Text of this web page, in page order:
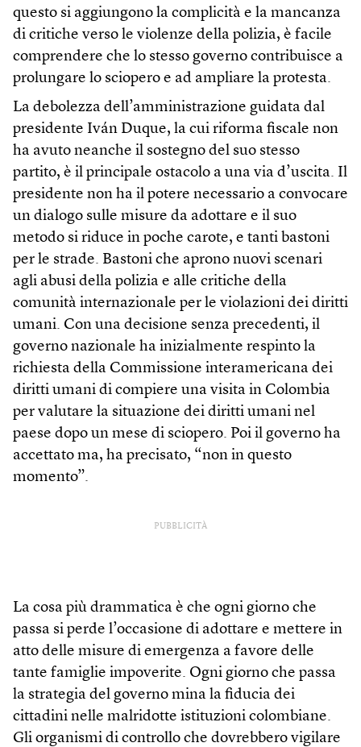
questo si aggiungono la complicità e la mancanza
di critiche verso le violenze della polizia, è facile
comprendere che lo stesso governo contribuisce a
prolungare lo sciopero e ad ampliare la protesta.
La debolezza dell’amministrazione guidata dal
presidente Iván Duque, la cui riforma fiscale non
ha avuto neanche il sostegno del suo stesso
partito, è il principale ostacolo a una via d’uscita. Il
presidente non ha il potere necessario a convocare
un dialogo sulle misure da adottare e il suo
metodo si riduce in poche carote, e tanti bastoni
per le strade. Bastoni che aprono nuovi scenari
agli abusi della polizia e alle critiche della
comunità internazionale per le violazioni dei diritti
umani. Con una decisione senza precedenti, il
governo nazionale ha inizialmente respinto la
richiesta della Commissione interamericana dei
diritti umani di compiere una visita in Colombia
per valutare la situazione dei diritti umani nel
paese dopo un mese di sciopero. Poi il governo ha
accettato ma, ha precisato, “non in questo
momento”.
PUBBLICITÀ
La cosa più drammatica è che ogni giorno che
passa si perde l’occasione di adottare e mettere in
atto delle misure di emergenza a favore delle
tante famiglie impoverite. Ogni giorno che passa
la strategia del governo mina la fiducia dei
cittadini nelle malridotte istituzioni colombiane.
Gli organismi di controllo che dovrebbero vigilare